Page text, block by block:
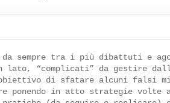
da sempre tra i più dibattuti e
lato, “complicati” da gestire
obiettivo di sfatare alcuni falsi
ponendo in atto strategie volte